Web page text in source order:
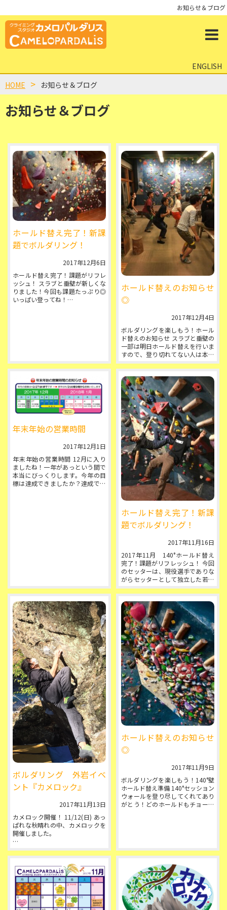
お知らせ＆ブログ
ENGLISH
お知らせ＆ブログ
HOME お知らせ＆ブログ
ホールド替え完了！新課
題でボルダリング！
2017年12月6日
ホールド替え完了！課題がリフレ
ッシュ！ スラブと垂壁が新しくな
りました！今回も課題たっぷり◎
いっぱい登ってね！
ホールド替えのお知らせ
◎
2017年12月4日
ボルダリングを楽しもう！ホール
ド替えのお知らせ スラブと垂壁の
一部は明日ホールド替えを行いま
すので、登り切れてない人は本日
がラストチャンスです！今夜 完登
しましょう◎ 再来週19(...
年末年始の営業時間
2017年12月1日
年末年始の営業時間 12月に入り
ましたね！一年があっという間で
本当にびっくりします。今年の目
標は達成できましたか？達成でき
ホールド替え完了！新課
題でボルダリング！
2017年11月16日
2017年11月 140°ホールド替え
完了！課題がリフレッシュ！ 今回
のセッターは、現役選手でありな
がらセッターとして独立した若宮
京介さん。拠点とする静岡からわ
ざわざお越...
ボルダリング 外岩イベ
ント『カメロック』
2017年11月13日
カメロック開催！ 11/12(日) あっ
ぱれな秋晴れの中、カメロックを
開催しました。
今回の参加者は全員外岩 初体験。
ダイちゃんとクレちゃんがご案内
しました。 ...
ホールド替えのお知らせ
◎
2017年11月9日
ボルダリングを楽しもう！140°壁
ホールド替え準備 140°セッション
ウォールを登り尽してくれてあり
がとう！どのホールドもチョーク